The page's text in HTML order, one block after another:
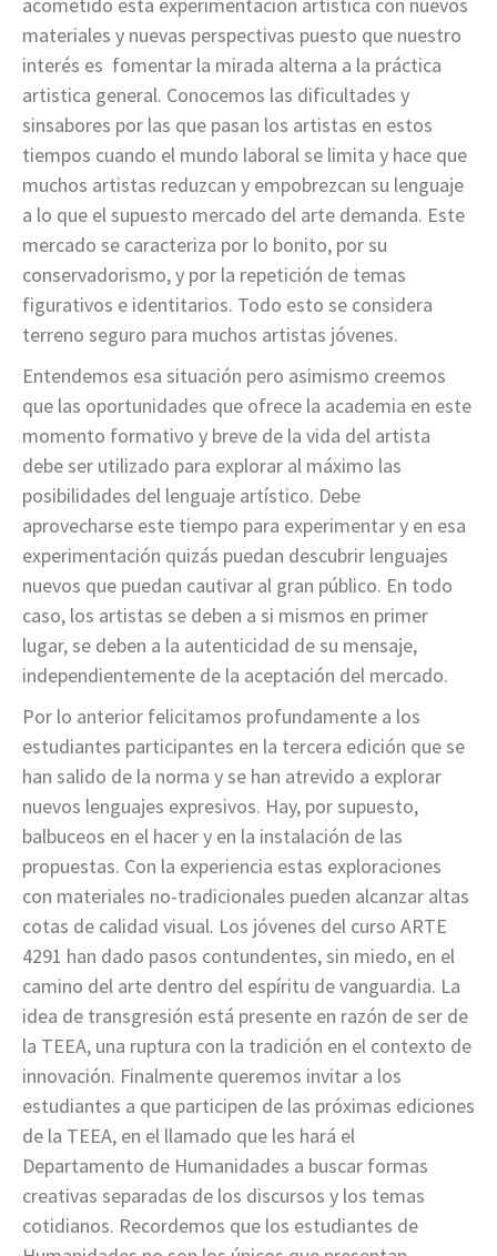
materiales y nuevas perspectivas puesto que nuestro
interés es fomentar la mirada alterna a la práctica
artistica general. Conocemos las dificultades y
sinsabores por las que pasan los artistas en estos
tiempos cuando el mundo laboral se limita y hace que
muchos artistas reduzcan y empobrezcan su lenguaje
a lo que el supuesto mercado del arte demanda. Este
mercado se caracteriza por lo bonito, por su
conservadorismo, y por la repetición de temas
figurativos e identitarios. Todo esto se considera
terreno seguro para muchos artistas jóvenes.
Entendemos esa situación pero asimismo creemos
que las oportunidades que ofrece la academia en este
momento formativo y breve de la vida del artista
debe ser utilizado para explorar al máximo las
posibilidades del lenguaje artístico. Debe
aprovecharse este tiempo para experimentar y en esa
experimentación quizás puedan descubrir lenguajes
nuevos que puedan cautivar al gran público. En todo
caso, los artistas se deben a si mismos en primer
lugar, se deben a la autenticidad de su mensaje,
independientemente de la aceptación del mercado.
Por lo anterior felicitamos profundamente a los
estudiantes participantes en la tercera edición que se
han salido de la norma y se han atrevido a explorar
nuevos lenguajes expresivos. Hay, por supuesto,
balbuceos en el hacer y en la instalación de las
propuestas. Con la experiencia estas exploraciones
con materiales no-tradicionales pueden alcanzar altas
cotas de calidad visual. Los jóvenes del curso ARTE
4291 han dado pasos contundentes, sin miedo, en el
camino del arte dentro del espíritu de vanguardia. La
idea de transgresión está presente en razón de ser de
la TEEA, una ruptura con la tradición en el contexto de
innovación. Finalmente queremos invitar a los
estudiantes a que participen de las próximas ediciones
de la TEEA, en el llamado que les hará el
Departamento de Humanidades a buscar formas
creativas separadas de los discursos y los temas
cotidianos. Recordemos que los estudiantes de